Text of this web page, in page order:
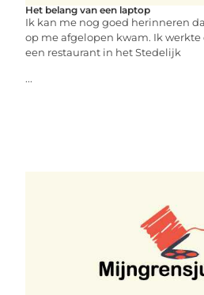
Het belang van een laptop
Ik kan me nog goed herinneren
op me afgelopen kwam. Ik
een restaurant in het Stedelijk
...